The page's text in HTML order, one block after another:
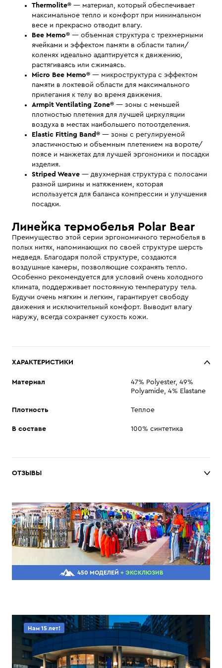
Thermolite® — материал, который обеспечивает
максимальное тепло и комфорт при минимальном
весе и прекрасно отводит влагу.
Bee Memo® — объемная структура с трехмерными
ячейками и эффектом памяти в области талии/
коленях идеально адаптируется к движению,
растягиваясь или сжимаясь.
Micro Bee Memo® — микроструктура с эффектом
памяти в локтевой области для максимального
прилегания к телу во время движения.
Armpit Ventilating Zone® — зоны с меньшей
плотностью плетения для лучшей циркуляции
воздуха в местах наибольшего потоотделения.
Elastic Fitting Band® — зоны с регулируемой
эластичностью и объемным плетением на вороте/
поясе и манжетах для лучшей эргономики и посадки
изделия.
Striped Weave — двухмерная структура с полосами
разной ширины и натяжением, которая
используется для баланса компрессии и улучшения
посадки.
Линейка термобелья Polar Bear
Преимущество этой серии эргономичного термобелья в
полых нитях, напоминающих по своей структуре шерсть
медведя. Благодаря полой структуре, создаются
воздушные камеры, позволяющие сохранять тепло.
Особенно рекомендуется для условий очень холодного
климата, поддерживает постоянную температуру тела.
Будучи очень мягким и легким, гарантирует свободу
движения и исключительный комфорт. Выводит влагу
наружу, всегда сохраняет сухость кожи.
ХАРАКТЕРИСТИКИ
Материал
47% Polyester, 49%
Polyamide, 4% Elastane
Плотность Теплое
В составе 100% синтетика
ОТЗЫВЫ
450 МОДЕЛЕЙ + ЭКСКЛЮЗИВ
Нам 15 лет!